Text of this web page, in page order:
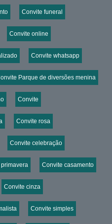
Convite funeral
Convite online
Convite whatsapp
Parque de diversões menina
Convite
Convite rosa
Convite celebração
Convite casamento
Convite cinza
Convite simples